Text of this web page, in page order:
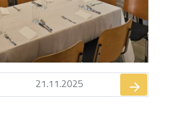
21.11.2025